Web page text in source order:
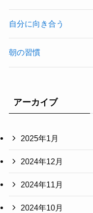
自分に向き合う
朝の習慣
アーカイブ
2025年1月
2024年12月
2024年11月
2024年10月